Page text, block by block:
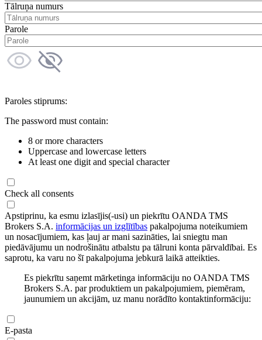
Tālruņa numurs
Parole
Paroles stiprums:
The password must contain:
8 or more characters
Uppercase and lowercase letters
At least one digit and special character
Check all consents
Apstiprinu, ka esmu izlasījis(-usi) un piekrītu OANDA TMS
Brokers S.A. informācijas un izglītības pakalpojuma noteikumiem
un nosacījumiem, kas ļauj ar mani sazināties, lai sniegtu man
piedāvājumu un nodrošinātu atbalstu pa tālruni konta pārvaldībai. Es
saprotu, ka varu no šī pakalpojuma jebkurā laikā atteikties.
Es piekrītu saņemt mārketinga informāciju no OANDA TMS
Brokers S.A. par produktiem un pakalpojumiem, piemēram,
jaunumiem un akcijām, uz manu norādīto kontaktinformāciju:
E-pasta